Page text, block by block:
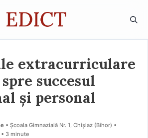
extracurriculare
succesul
și personal
• Școala Gimnazială Nr. 1, Chișlaz (Bihor) •
• 3 minute